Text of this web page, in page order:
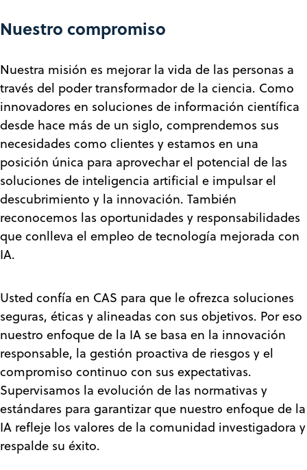
Nuestro compromiso
Nuestra misión es mejorar la vida de las personas a
través del poder transformador de la ciencia. Como
innovadores en soluciones de información científica
desde hace más de un siglo, comprendemos sus
necesidades como clientes y estamos en una
posición única para aprovechar el potencial de las
soluciones de inteligencia artificial e impulsar el
descubrimiento y la innovación. También
reconocemos las oportunidades y responsabilidades
que conlleva el empleo de tecnología mejorada con
IA.
Usted confía en CAS para que le ofrezca soluciones
seguras, éticas y alineadas con sus objetivos. Por eso
nuestro enfoque de la IA se basa en la innovación
responsable, la gestión proactiva de riesgos y el
compromiso continuo con sus expectativas.
Supervisamos la evolución de las normativas y
estándares para garantizar que nuestro enfoque de la
IA refleje los valores de la comunidad investigadora y
respalde su éxito.